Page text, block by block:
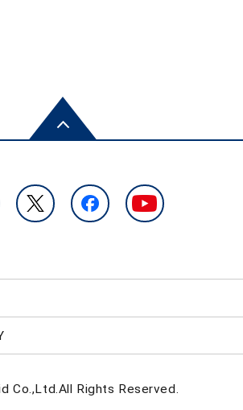
Co.,Ltd.All Rights Reserved.